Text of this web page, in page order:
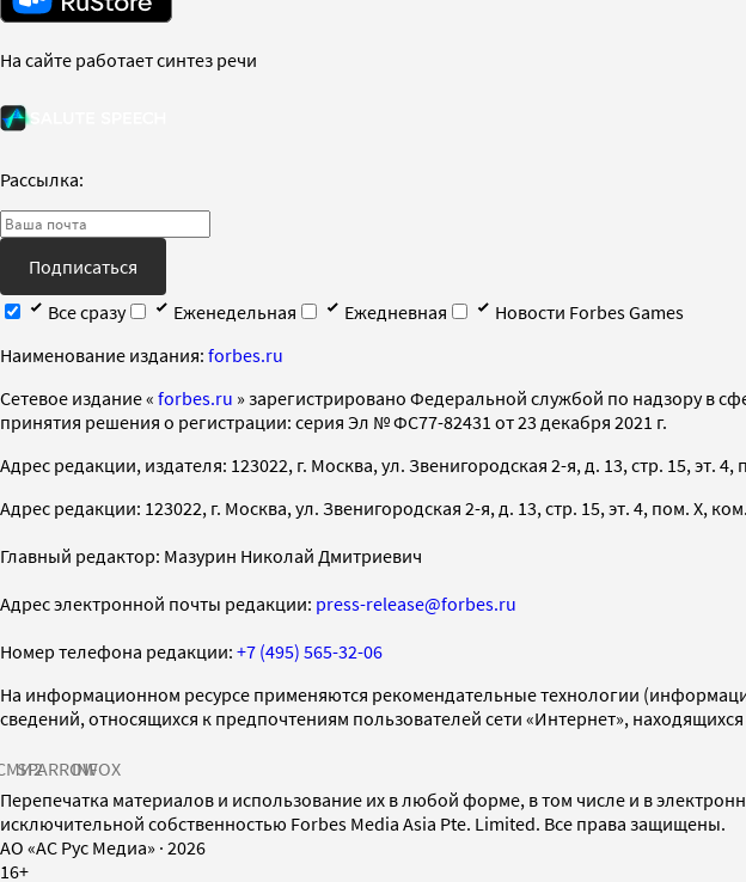
На сайте работает синтез речи
Рассылка:
Подписаться
Все сразу
Еженедельная Ежедневная
Новости Forbes Games
Наименование издания: forbes.ru
Cетевое издание « forbes.ru » зарегистрировано Федеральной службой по надзору в
принятия решения о регистрации: серия Эл № ФС77-82431 от 23 декабря 2021 г.
Адрес редакции, издателя: 123022, г. Москва, ул. Звенигородская 2-я, д. 13, стр. 15, эт. 4,
Адрес редакции: 123022, г. Москва, ул. Звенигородская 2-я, д. 13, стр. 15, эт. 4, пом. X,
Главный редактор: Мазурин Николай Дмитриевич
Адрес электронной почты редакции: press-release@forbes.ru
Номер телефона редакции: +7 (495) 565-32-06
На информационном ресурсе применяются рекомендательные технологии
сведений, относящихся к предпочтениям пользователей сети «Интернет»,
SPARROWINFOX
Перепечатка материалов и использование их в любой форме, в том числе и в
исключительной собственностью Forbes Media Asia Pte. Limited. Все права защищены.
AO «АС Рус Медиа» · 2026
16+